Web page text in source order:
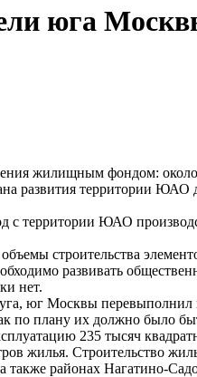
юга
жилищным фондом: около
развития территории ЮАО
с территории ЮАО
строительства
развивать
нет.
юг Москвы перевыполнил
по плану их должно было
235 тысяч
жилья. Строительство
районах Нагатино-